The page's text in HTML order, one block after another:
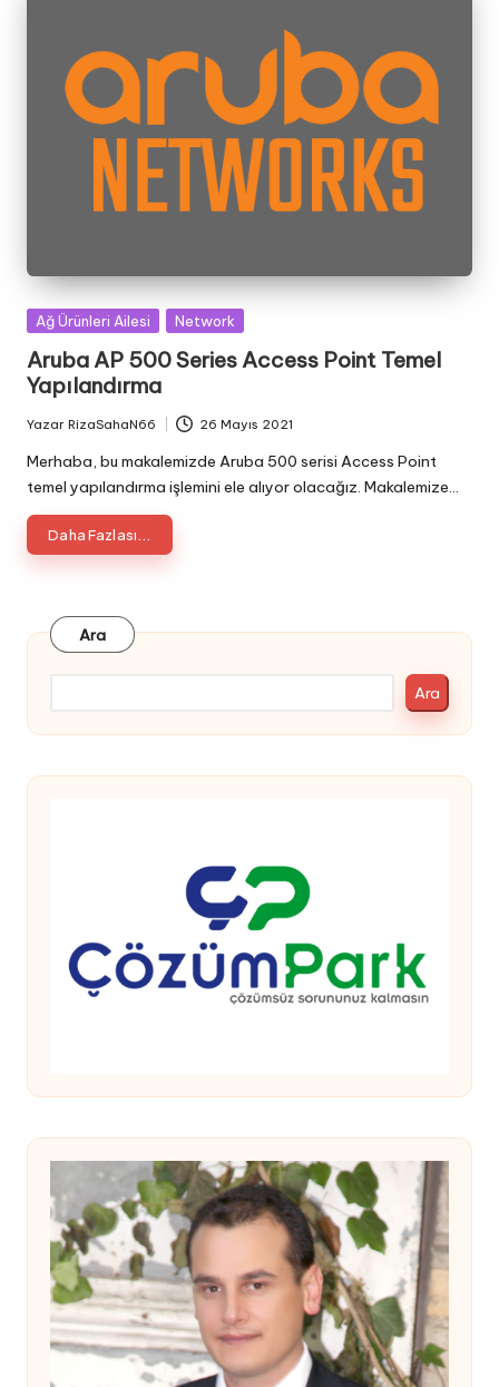
Posted
Ağ Ürünleri Ailesi Network
Aruba AP 500 Series Access Point Temel
Yapılandırma
Posted
by
Yazar RizaSahaN66 26 Mayıs 2021
Merhaba, bu makalemizde Aruba 500 serisi Access Point
temel yapılandırma işlemini ele alıyor olacağız. Makalemize…
Daha Fazlası...
Ara
Ara